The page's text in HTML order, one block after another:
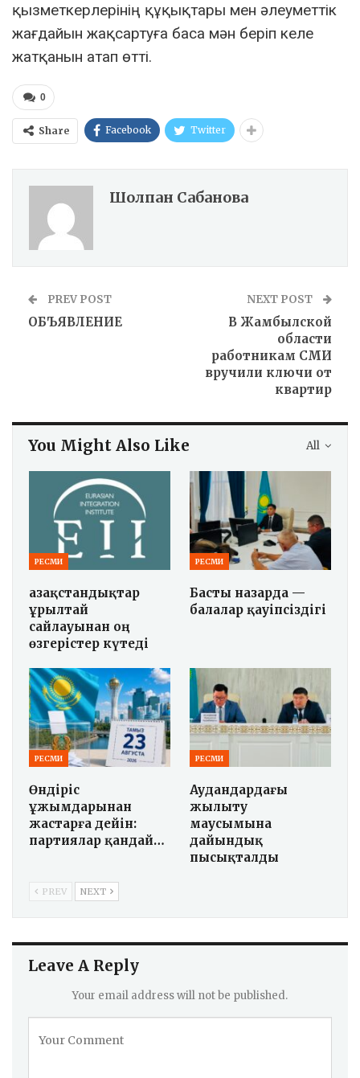
қызметкерлерінің құқықтары мен әлеуметтік
жағдайын жақсартуға баса мән беріп келе
жатқанын атап өтті.
0
Share Facebook Twitter
Шолпан Сабанова
PREV POST
ОБЪЯВЛЕНИЕ
NEXT POST
В Жамбылской
области
работникам СМИ
вручили ключи от
квартир
All
You Might Also Like
РЕСМИ
Қазақстандықтар
Құрылтай
сайлауынан оң
өзгерістер күтеді
РЕСМИ
Басты назарда —
балалар қауіпсіздігі
РЕСМИ
Өндіріс
ұжымдарынан
жастарға дейін:
партиялар қандай…
РЕСМИ
Аудандардағы
жылыту
маусымына
дайындық
пысықталды
PREV NEXT
Leave A Reply
Your email address will not be published.